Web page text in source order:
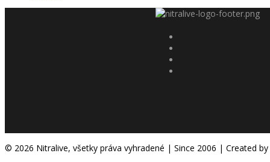
© 2026 Nitralive, všetky práva vyhradené | Since 2006 | Created by